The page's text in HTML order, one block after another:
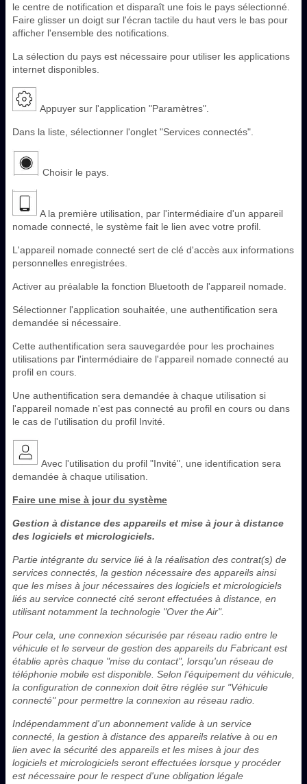
le centre de notification et disparaît une fois le pays sélectionné.
Faire glisser un doigt sur l'écran tactile du haut vers le bas pour
afficher l'ensemble des notifications.
La sélection du pays est nécessaire pour utiliser les applications
internet disponibles.
Appuyer sur l'application "Paramètres".
Dans la liste, sélectionner l'onglet "Services connectés".
Choisir le pays.
A la première utilisation, par l'intermédiaire d'un appareil
nomade connecté, le système fait le lien avec votre profil.
L'appareil nomade connecté sert de clé d'accès aux informations
personnelles enregistrées.
Activer au préalable la fonction Bluetooth de l'appareil nomade.
Sélectionner l'application souhaitée, une authentification sera
demandée si nécessaire.
Cette authentification sera sauvegardée pour les prochaines
utilisations par l'intermédiaire de l'appareil nomade connecté au
profil en cours.
Une authentification sera demandée à chaque utilisation si
l'appareil nomade n'est pas connecté au profil en cours ou dans
le cas de l'utilisation du profil Invité.
Avec l'utilisation du profil "Invité", une identification sera
demandée à chaque utilisation.
Faire une mise à jour du système
Gestion à distance des appareils et mise à jour à distance
des logiciels et micrologiciels.
Partie intégrante du service lié à la réalisation des contrat(s) de
services connectés, la gestion nécessaire des appareils ainsi
que les mises à jour nécessaires des logiciels et micrologiciels
liés au service connecté cité seront effectuées à distance, en
utilisant notamment la technologie "Over the Air".
Pour cela, une connexion sécurisée par réseau radio entre le
véhicule et le serveur de gestion des appareils du Fabricant est
établie après chaque "mise du contact", lorsqu'un réseau de
téléphonie mobile est disponible. Selon l'équipement du véhicule,
la configuration de connexion doit être réglée sur "Véhicule
connecté" pour permettre la connexion au réseau radio.
Indépendamment d'un abonnement valide à un service
connecté, la gestion à distance des appareils relative à ou en
lien avec la sécurité des appareils et les mises à jour des
logiciels et micrologiciels seront effectuées lorsque y procéder
est nécessaire pour le respect d'une obligation légale